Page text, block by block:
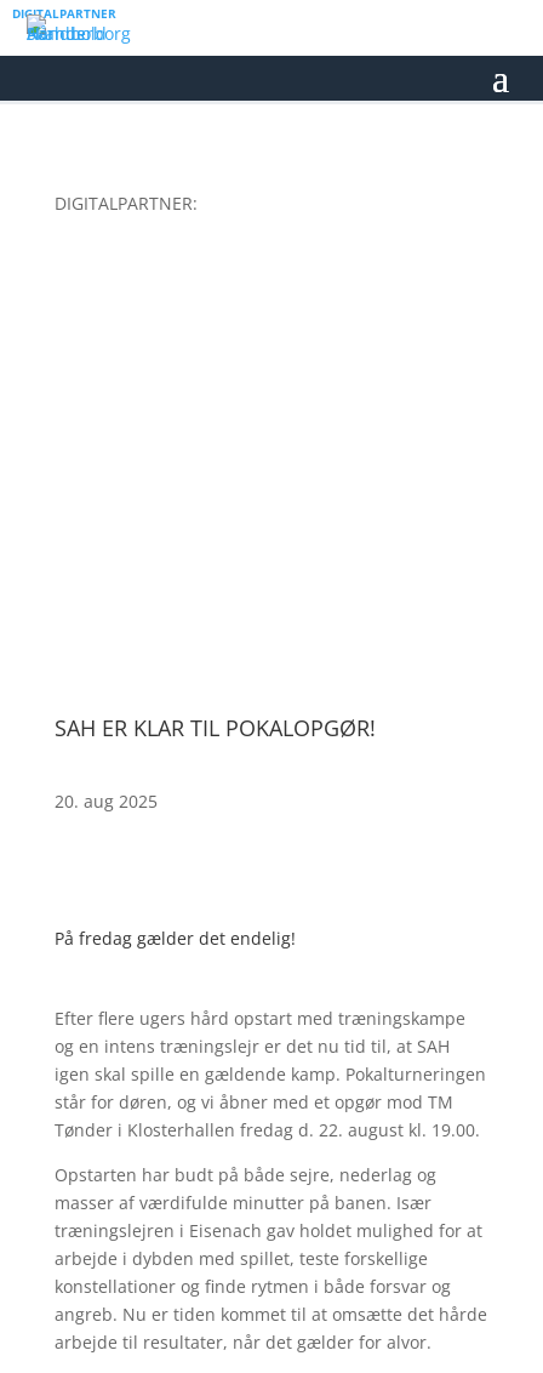
DIGITALPARTNER
DIGITALPARTNER:
SAH ER KLAR TIL POKALOPGØR!
20. aug 2025
På fredag gælder det endelig!
Efter flere ugers hård opstart med træningskampe
og en intens træningslejr er det nu tid til, at SAH
igen skal spille en gældende kamp. Pokalturneringen
står for døren, og vi åbner med et opgør mod TM
Tønder i Klosterhallen fredag d. 22. august kl. 19.00.
Opstarten har budt på både sejre, nederlag og
masser af værdifulde minutter på banen. Især
træningslejren i Eisenach gav holdet mulighed for at
arbejde i dybden med spillet, teste forskellige
konstellationer og finde rytmen i både forsvar og
angreb. Nu er tiden kommet til at omsætte det hårde
arbejde til resultater, når det gælder for alvor.